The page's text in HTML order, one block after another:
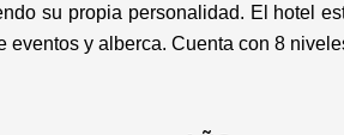
su propia personalidad. El hotel
y alberca. Cuenta con 8